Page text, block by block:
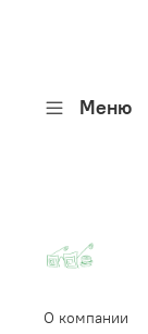
Меню
О компании